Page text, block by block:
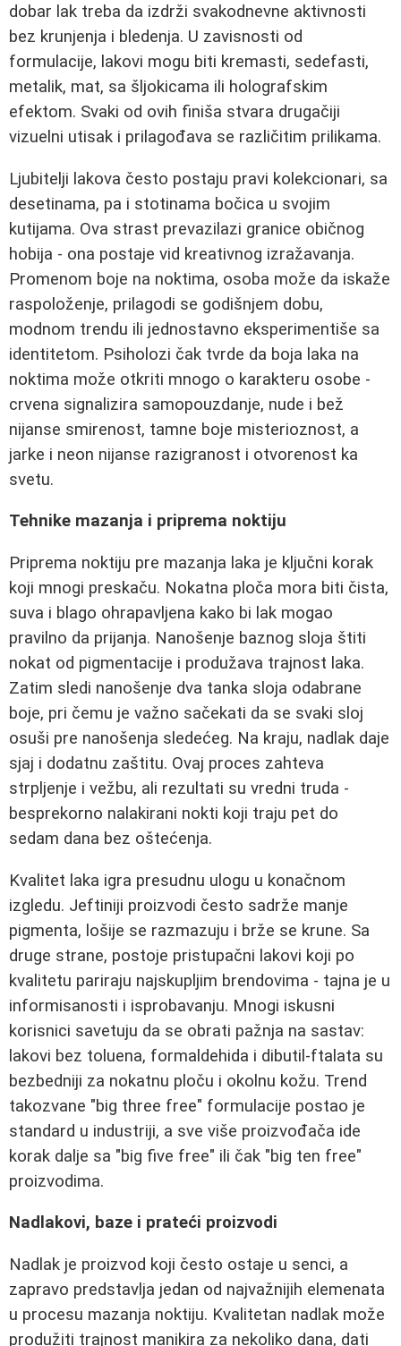
dobar lak treba da izdrži svakodnevne aktivnosti
bez krunjenja i bledenja. U zavisnosti od
formulacije, lakovi mogu biti kremasti, sedefasti,
metalik, mat, sa šljokicama ili holografskim
efektom. Svaki od ovih finiša stvara drugačiji
vizuelni utisak i prilagođava se različitim prilikama.
Ljubitelji lakova često postaju pravi kolekcionari, sa
desetinama, pa i stotinama bočica u svojim
kutijama. Ova strast prevazilazi granice običnog
hobija - ona postaje vid kreativnog izražavanja.
Promenom boje na noktima, osoba može da iskaže
raspoloženje, prilagodi se godišnjem dobu,
modnom trendu ili jednostavno eksperimentiše sa
identitetom. Psiholozi čak tvrde da boja laka na
noktima može otkriti mnogo o karakteru osobe -
crvena signalizira samopouzdanje, nude i bež
nijanse smirenost, tamne boje misterioznost, a
jarke i neon nijanse razigranost i otvorenost ka
svetu.
Tehnike mazanja i priprema noktiju
Priprema noktiju pre mazanja laka je ključni korak
koji mnogi preskaču. Nokatna ploča mora biti čista,
suva i blago ohrapavljena kako bi lak mogao
pravilno da prijanja. Nanošenje baznog sloja štiti
nokat od pigmentacije i produžava trajnost laka.
Zatim sledi nanošenje dva tanka sloja odabrane
boje, pri čemu je važno sačekati da se svaki sloj
osuši pre nanošenja sledećeg. Na kraju, nadlak daje
sjaj i dodatnu zaštitu. Ovaj proces zahteva
strpljenje i vežbu, ali rezultati su vredni truda -
besprekorno nalakirani nokti koji traju pet do
sedam dana bez oštećenja.
Kvalitet laka igra presudnu ulogu u konačnom
izgledu. Jeftiniji proizvodi često sadrže manje
pigmenta, lošije se razmazuju i brže se krune. Sa
druge strane, postoje pristupačni lakovi koji po
kvalitetu pariraju najskupljim brendovima - tajna je u
informisanosti i isprobavanju. Mnogi iskusni
korisnici savetuju da se obrati pažnja na sastav:
lakovi bez toluena, formaldehida i dibutil-ftalata su
bezbedniji za nokatnu ploču i okolnu kožu. Trend
takozvane "big three free" formulacije postao je
standard u industriji, a sve više proizvođača ide
korak dalje sa "big five free" ili čak "big ten free"
proizvodima.
Nadlakovi, baze i prateći proizvodi
Nadlak je proizvod koji često ostaje u senci, a
zapravo predstavlja jedan od najvažnijih elemenata
u procesu mazanja noktiju. Kvalitetan nadlak može
produžiti trajnost manikira za nekoliko dana, dati